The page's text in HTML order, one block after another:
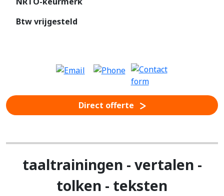
Btw vrijgesteld
Direct offerte
taaltrainingen - vertalen -
tolken - teksten